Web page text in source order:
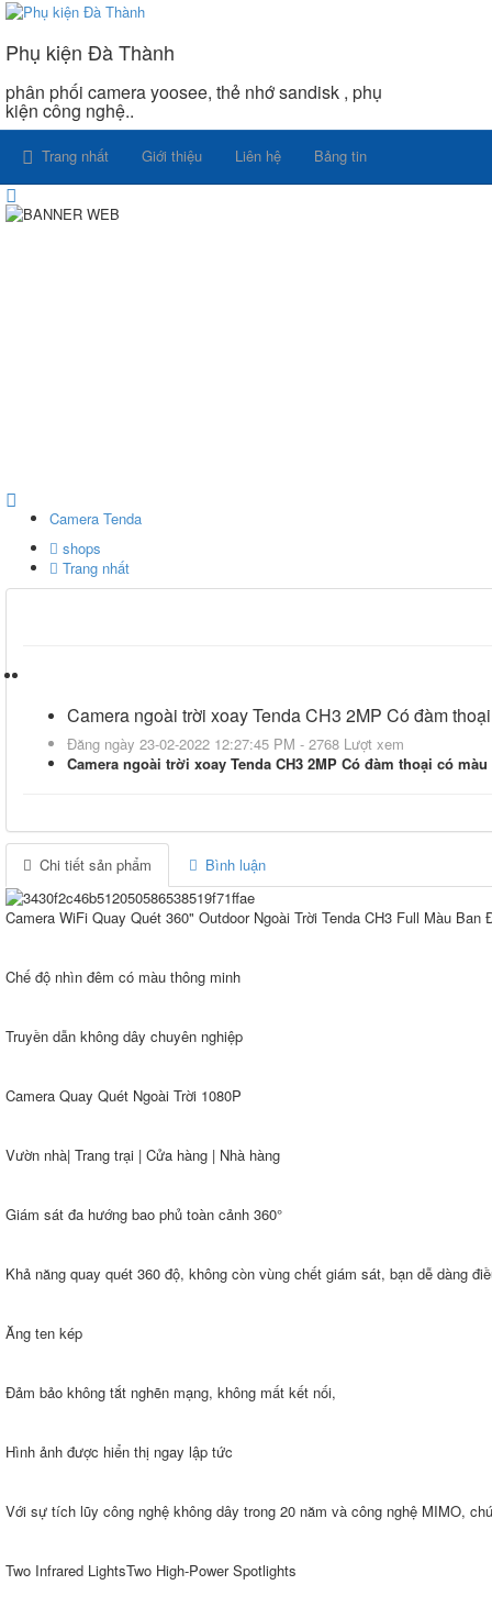
Phụ kiện Đà Thành
phân phối camera yoosee, thẻ nhớ sandisk , phụ
kiện công nghệ..
Trang nhất Giới thiệu Liên hệ Bảng tin
Camera Tenda
shops
Trang nhất
Camera ngoài trời xoay Tenda CH3 2MP Có đàm
Đăng ngày 23-02-2022 12:27:45 PM - 2768 Lượt xem
Camera ngoài trời xoay Tenda CH3 2MP Có đàm thoại có
Chi tiết sản phẩm Bình luận
Camera WiFi Quay Quét 360" Outdoor Ngoài Trời Tenda CH3 Full Màu
Chế độ nhìn đêm có màu thông minh
Truyền dẫn không dây chuyên nghiệp
Camera Quay Quét Ngoài Trời 1080P
Vườn nhà| Trang trại | Cửa hàng | Nhà hàng
Giám sát đa hướng bao phủ toàn cảnh 360°
Khả năng quay quét 360 độ, không còn vùng chết giám sát, bạn dễ dàng
Ăng ten kép
Đảm bảo không tắt nghẽn mạng, không mất kết nối,
Hình ảnh được hiển thị ngay lập tức
Với sự tích lũy công nghệ không dây trong 20 năm và công nghệ MIMO,
Two Infrared LightsTwo High-Power Spotlights